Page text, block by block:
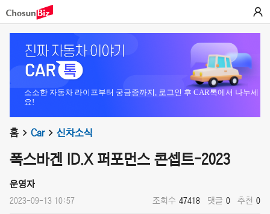
소소한 자동차 라이프부터 궁금증까지, 로그인 후 CAR톡에서 나누세
요!
홈 Car 신차소식
폭스바겐 ID.X 퍼포먼스 콘셉트-2023
운영자
2023-09-13 10:57 조회수 47418 댓글 0 추천 0